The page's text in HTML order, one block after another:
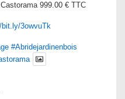
999.00 € TTC
bit.ly/3owvuTk
#Abridejardinenbois